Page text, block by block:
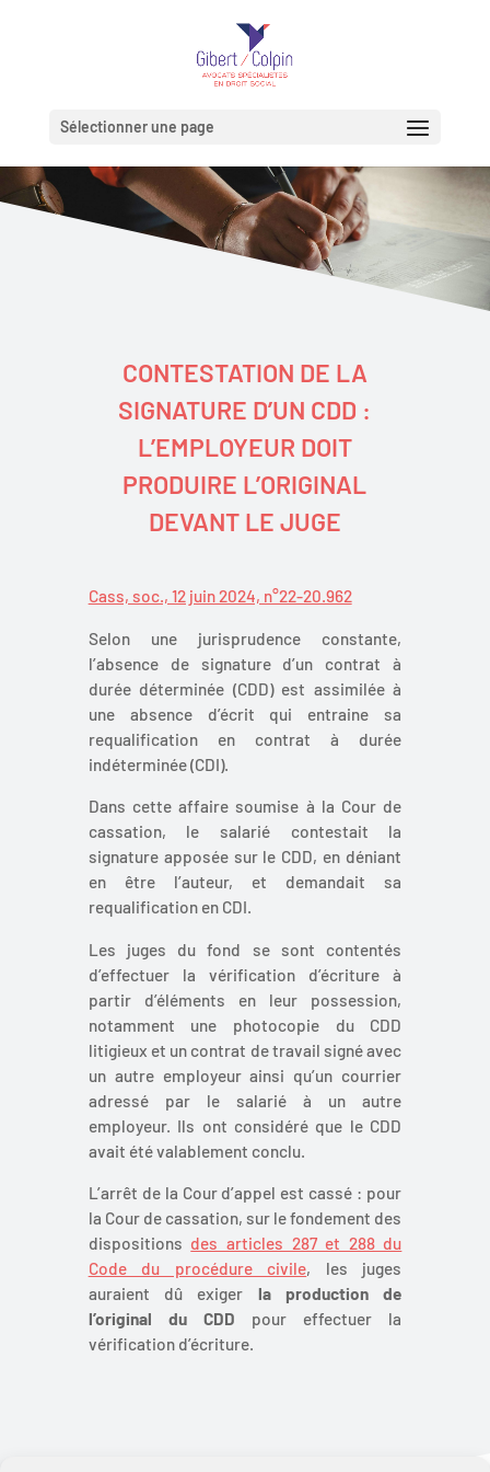
Sélectionner une page
CONTESTATION DE LA
SIGNATURE D’UN CDD :
L’EMPLOYEUR DOIT
PRODUIRE L’ORIGINAL
DEVANT LE JUGE
Cass, soc., 12 juin 2024, n°22-20.962
Selon une jurisprudence constante,
l’absence de signature d’un contrat à
durée déterminée (CDD) est assimilée à
une absence d’écrit qui entraine sa
requalification en contrat à durée
indéterminée (CDI).
Dans cette affaire soumise à la Cour de
cassation, le salarié contestait la
signature apposée sur le CDD, en déniant
en être l’auteur, et demandait sa
requalification en CDI.
Les juges du fond se sont contentés
d’effectuer la vérification d’écriture à
partir d’éléments en leur possession,
notamment une photocopie du CDD
litigieux et un contrat de travail signé avec
un autre employeur ainsi qu’un courrier
adressé par le salarié à un autre
employeur. Ils ont considéré que le CDD
avait été valablement conclu.
L’arrêt de la Cour d’appel est cassé : pour
la Cour de cassation, sur le fondement des
dispositions des articles 287 et 288 du
Code du procédure civile, les juges
auraient dû exiger la production de
l’original du CDD pour effectuer la
vérification d’écriture.